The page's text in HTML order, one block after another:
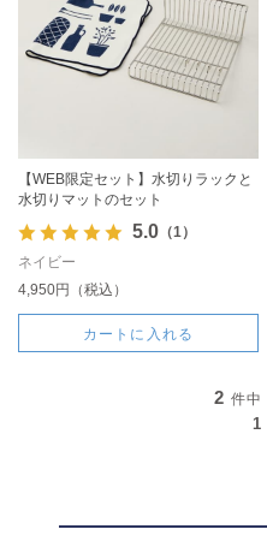
【WEB限定セット】水切りラックと
水切りマットのセット
5.0（1）
ネイビー
4,950円（税込）
カートに入れる
2 件中
1